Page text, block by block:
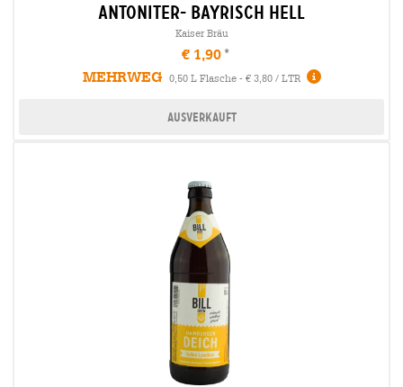
antoniter- bayrisch hell
Kaiser Bräu
€ 1,90
MEHRWEG
0,50 L Flasche - € 3,80 / LTR
Ausverkauft